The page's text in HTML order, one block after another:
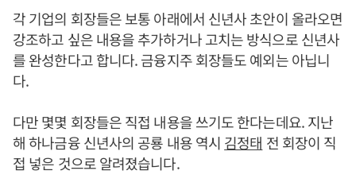
각 기업의 회장들은 보통 아래에서 신년사 초안이 올라오면
강조하고 싶은 내용을 추가하거나 고치는 방식으로 신년사
를 완성한다고 합니다. 금융지주 회장들도 예외는 아닙니
다.
다만 몇몇 회장들은 직접 내용을 쓰기도 한다는데요. 지난
해 하나금융 신년사의 공룡 내용 역시 김정태 전 회장이 직
접 넣은 것으로 알려졌습니다.